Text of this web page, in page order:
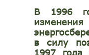
В 1996
в силу
1997